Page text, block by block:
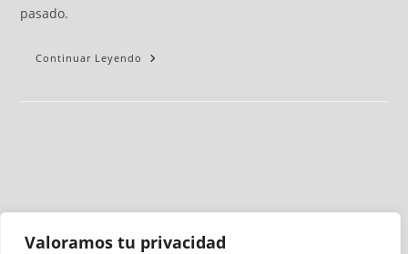
Valoramos tu privacidad
pasado.
Continuar Leyendo